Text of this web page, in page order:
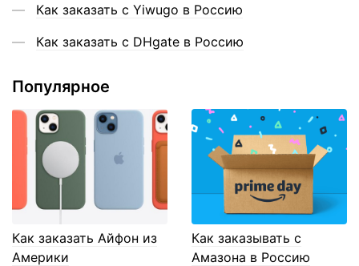
Как заказать с Yiwugo в Россию
Как заказать с DHgate в Россию
Популярное
Как заказать Айфон из
Америки
Как заказывать с
Амазона в Россию